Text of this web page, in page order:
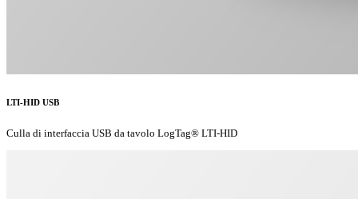
LTI-HID USB
Culla di interfaccia USB da tavolo LogTag® LTI-HID